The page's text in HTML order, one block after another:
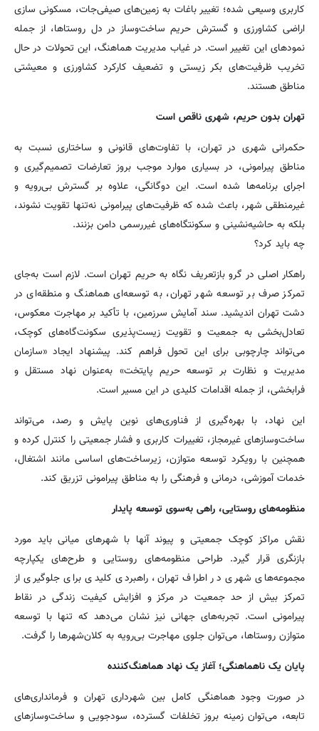
کاربری وسیعی شده؛ تغییر باغات به زمین‌های صیفی‌جات، مسکونی سازی
اراضی کشاورزی و گسترش حریم ساخت‌وساز در دل روستاها، از جمله
نمودهای این تغییر است. در غیاب مدیریت هماهنگ، این تحولات در حال
تخریب ظرفیت‌های بکر زیستی و تضعیف کارکرد کشاورزی و معیشتی
مناطق هستند.
تهران بدون حریم، شهری ناقص است
حکمرانی شهری در تهران، با تفاوت‌های قانونی و ساختاری نسبت به
مناطق پیرامونی، در بسیاری موارد موجب بروز تعارضات تصمیم‌گیری و
اجرای برنامه‌ها شده است. این دوگانگی، علاوه بر گسترش بی‌رویه و
غیرمنطقی شهر، باعث شده که ظرفیت‌های پیرامونی نه‌تنها تقویت نشوند،
بلکه به حاشیه‌نشینی و سکونتگاه‌های غیررسمی دامن بزنند.
چه باید کرد؟
راهکار اصلی در گرو بازتعریف نگاه به حریم تهران است. لازم است به‌جای
تمرکز صرف بر توسعه شهر تهران، به توسعه‌ای هماهنگ و منطقه‌ای در
دشت تهران اندیشید. سند آمایش سرزمین، با تأکید بر مهاجرت معکوس،
تعادل‌بخشی به جمعیت و تقویت زیست‌پذیری سکونت‌گاه‌های کوچک،
می‌تواند چارچوبی برای این تحول فراهم کند. پیشنهاد ایجاد «سازمان
مدیریت و نظارت بر توسعه حریم پایتخت» به‌عنوان نهاد مستقل و
فرابخشی، از جمله اقدامات کلیدی در این مسیر است.
این نهاد، با بهره‌گیری از فناوری‌های نوین پایش و رصد، می‌تواند
ساخت‌وسازهای غیرمجاز، تغییرات کاربری و فشار جمعیتی را کنترل کرده و
همچنین با رویکرد توسعه متوازن، زیرساخت‌های اساسی مانند اشتغال،
خدمات آموزشی، درمانی و فرهنگی را به مناطق پیرامونی تزریق کند.
منظومه‌های روستایی، راهی به‌سوی توسعه پایدار
نقش مراکز کوچک جمعیتی و پیوند آنها با شهرهای میانی باید مورد
بازنگری قرار گیرد. طراحی منظومه‌های روستایی و طرح‌های یکپارچه
مجموعه‌های شهری در اطراف تهران، راهبردی کلیدی برای جلوگیری از
تمرکز بیش از حد جمعیت در مرکز و افزایش کیفیت زندگی در نقاط
پیرامونی است. تجربه‌های جهانی نیز نشان می‌دهد که تنها با توسعه
متوازن روستاها، می‌توان جلوی مهاجرت بی‌رویه به کلان‌شهرها را گرفت.
پایان یک ناهماهنگی؛ آغاز یک نهاد هماهنگ‌کننده
در صورت وجود هماهنگی کامل بین شهرداری تهران و فرمانداری‌های
تابعه، می‌توان زمینه بروز تخلفات گسترده، سودجویی و ساخت‌وسازهای